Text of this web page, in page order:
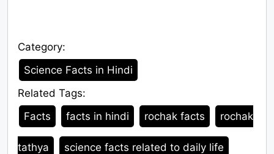
Category:
Category
Science Facts in Hindi
Related Tags:
Tags
Facts facts in hindi rochak facts rochak
tathya science facts related to daily life